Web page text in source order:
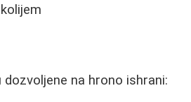
dozvoljene na hrono ishrani: